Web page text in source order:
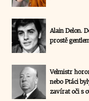
Alain Delon.
prostě
Velmistr
nebo Ptáci
zavírat oči s